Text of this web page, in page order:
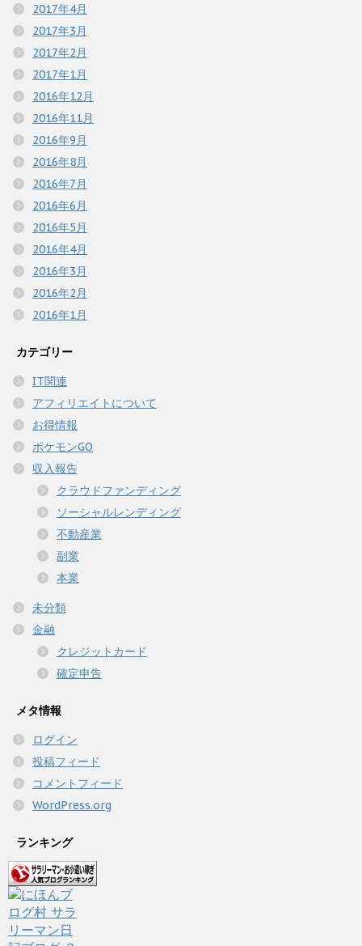
2017年4月
2017年3月
2017年2月
2017年1月
2016年12月
2016年11月
2016年9月
2016年8月
2016年7月
2016年6月
2016年5月
2016年4月
2016年3月
2016年2月
2016年1月
カテゴリー
IT関連
アフィリエイトについて
お得情報
ポケモンGO
収入報告
クラウドファンディング
ソーシャルレンディング
不動産業
副業
本業
未分類
金融
クレジットカード
確定申告
メタ情報
ログイン
投稿フィード
コメントフィード
WordPress.org
ランキング